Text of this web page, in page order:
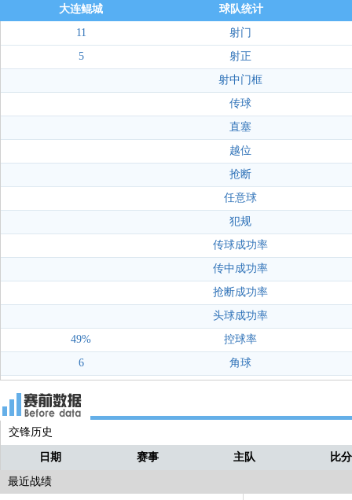
大连鲲城
球队统计
11
射门
5
射正
射中门框
传球
直塞
越位
抢断
任意球
犯规
传球成功率
传中成功率
抢断成功率
头球成功率
49%
控球率
6
角球
交锋历史
日期 赛事 主队 比分
最近战绩